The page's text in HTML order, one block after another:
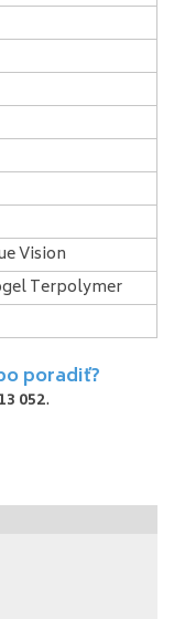
Vision
Terpolymer
poradiť?
052.